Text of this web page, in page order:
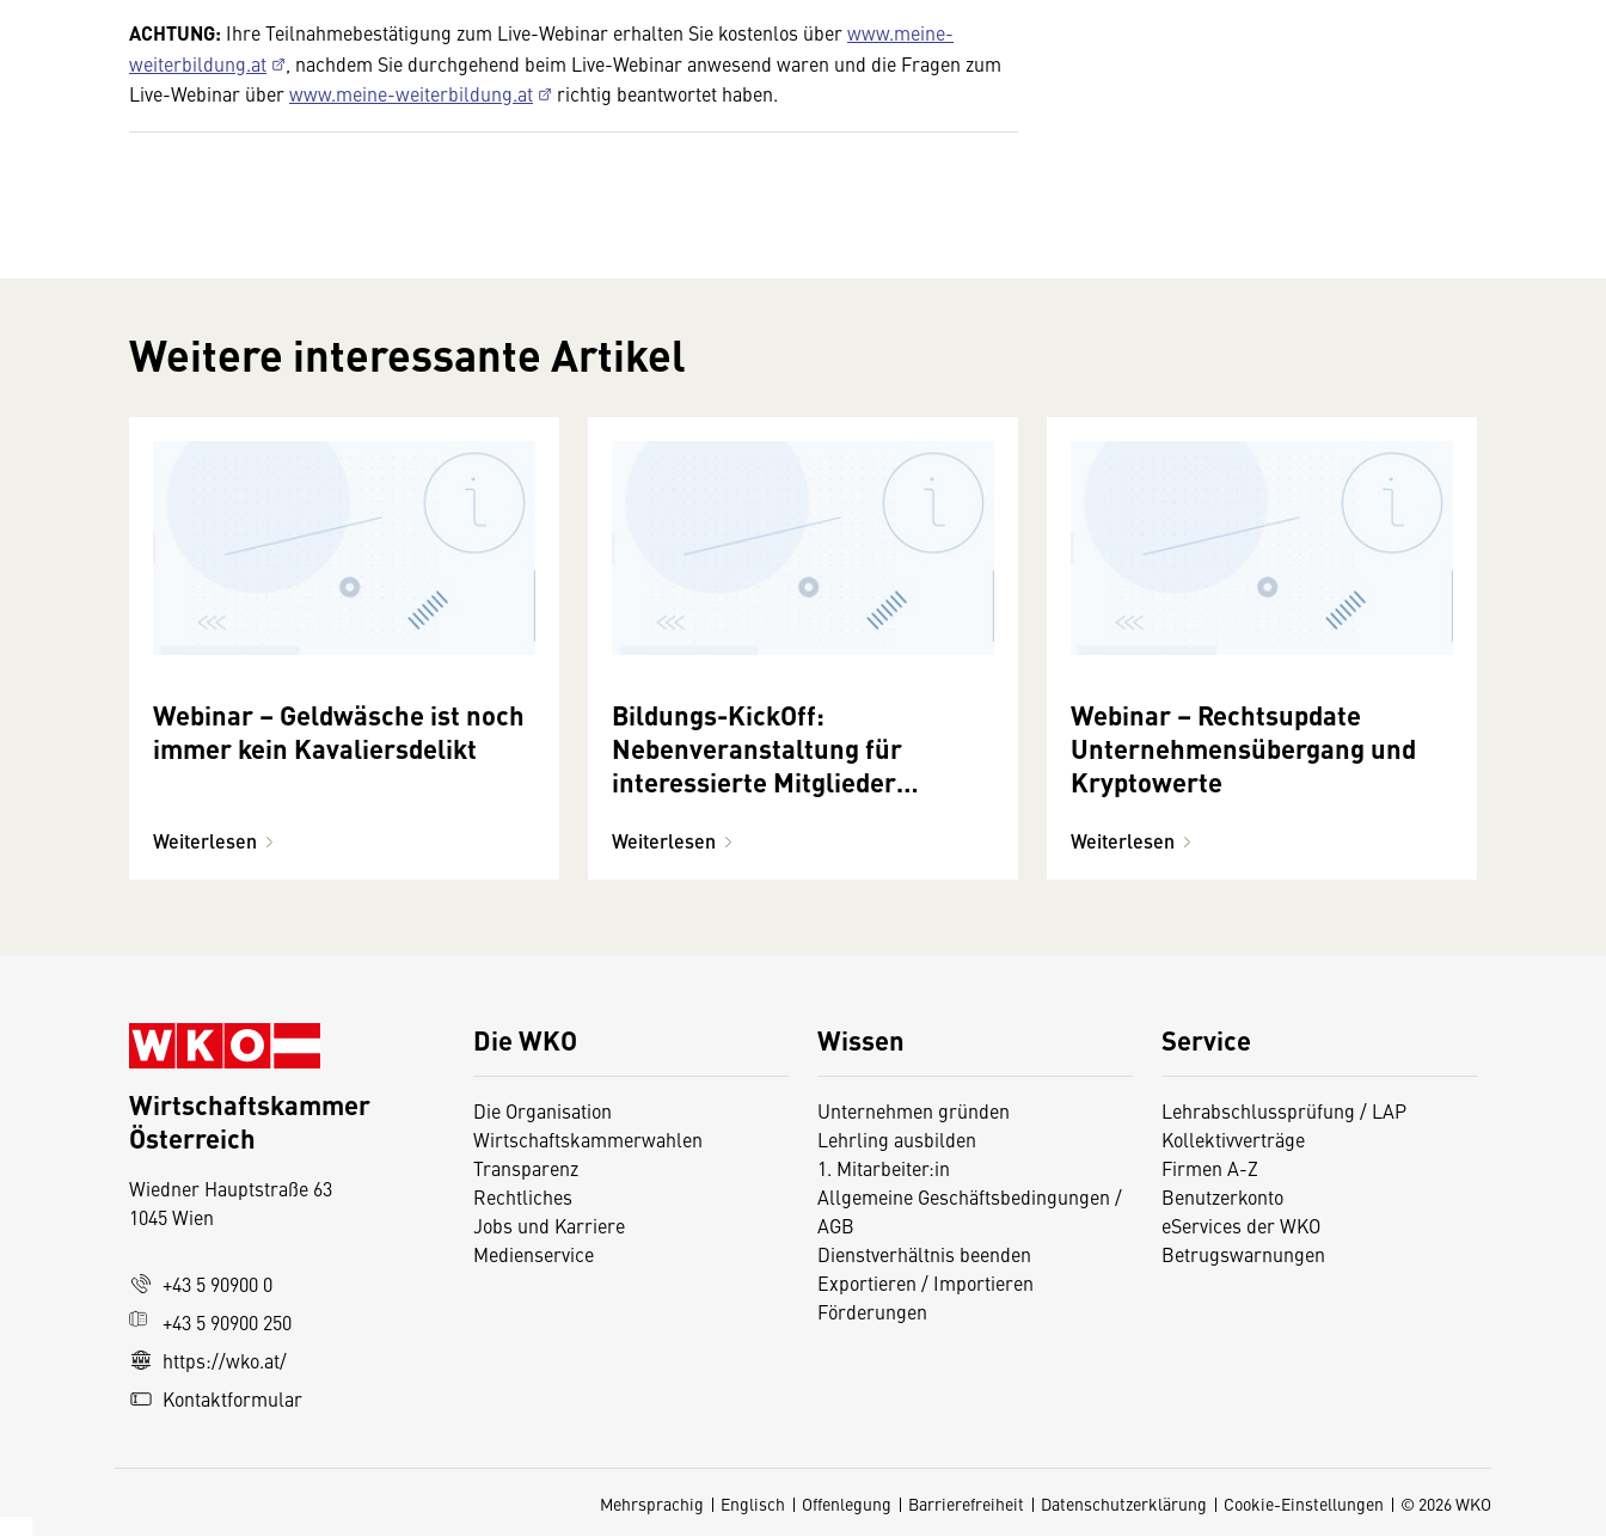
ACHTUNG: Ihre Teilnahmebestätigung zum Live-Webinar erhalten Sie kostenlos überwww.meine-
weiterbildung.at
, nachdem Sie durchgehend beim Live-Webinar anwesend waren und die Fragen zum
Live-Webinar überwww.meine-weiterbildung.at richtig beantwortet haben.
Weitere interessante Artikel
Webinar – Geldwäsche ist noch
immer kein Kavaliersdelikt
Weiterlesen
Bildungs-KickOff:
Nebenveranstaltung für
interessierte Mitglieder
Weiterlesen
Webinar – Rechtsupdate
Unternehmensübergang und
Kryptowerte
Weiterlesen
Die WKO
Die Organisation
Wirtschaftskammerwahlen
Transparenz
Rechtliches
Jobs und Karriere
Medienservice
Wissen
Unternehmen gründen
Lehrling ausbilden
1. Mitarbeiter:in
Allgemeine Geschäftsbedingungen /
AGB
Dienstverhältnis beenden
Exportieren / Importieren
Förderungen
Service
Lehrabschlussprüfung / LAP
Kollektivverträge
Firmen A-Z
Benutzerkonto
eServices der WKO
Betrugswarnungen
Wirtschaftskammer
Österreich
Wiedner Hauptstraße 63
1045 Wien
+43 5 90900 0
+43 5 90900 250
https://wko.at/
Kontaktformular
Mehrsprachig Englisch Offenlegung Barrierefreiheit Datenschutzerklärung Cookie-Einstellungen © 2026 WKO